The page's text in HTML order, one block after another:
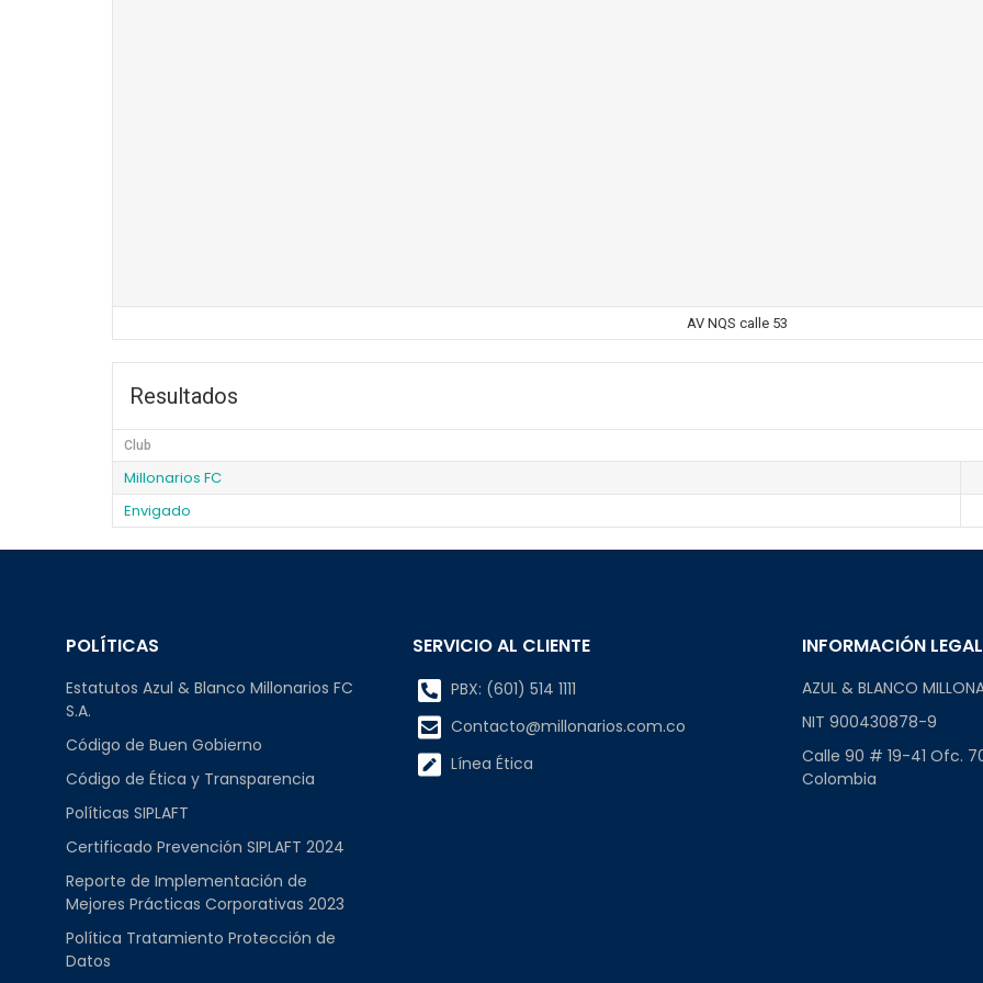
AV NQS calle 53
Resultados
Club
Millonarios FC
Envigado
POLÍTICAS
Estatutos Azul & Blanco Millonarios FC
S.A.
Código de Buen Gobierno
Código de Ética y Transparencia
Políticas SIPLAFT
Certificado Prevención SIPLAFT 2024
Reporte de Implementación de
Mejores Prácticas Corporativas 2023
Política Tratamiento Protección de
Datos
SERVICIO AL CLIENTE
PBX: (601) 514 1111
Contacto@millonarios.com.co
Línea Ética
INFORMACIÓN LEGAL
AZUL & BLANCO
NIT 900430878-9
Calle 90 # 19-41 Ofc.
Colombia